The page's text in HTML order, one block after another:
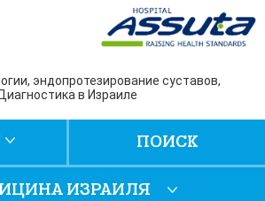
эндопротезирование суставов,
в Израиле
ПОИСК
ИЗРАИЛЯ